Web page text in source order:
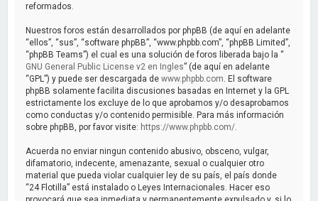
reformados.
Nuestros foros están desarrollados por phpBB (de aquí en adelante
“ellos”, “sus”, “software phpBB”, “www.phpbb.com”, “phpBB Limited”,
“phpBB Teams”) el cual es una solución de foros liberada bajo la “
GNU General Public License v2 en Ingles” (de aquí en adelante
“GPL”) y puede ser descargada dewww.phpbb.com . El software
phpBB solamente facilita discusiones basadas en Internet y la GPL
estrictamente los excluye de lo que aprobamos y/o desaprobamos
como conductas y/o contenido permisible. Para más información
sobre phpBB, por favor visite: https://www.phpbb.com/
Acuerda no enviar ningun contenido abusivo, obsceno, vulgar,
difamatorio, indecente, amenazante, sexual o cualquier otro
material que pueda violar cualquier ley de su país, el país donde
“24 Flotilla” está instalado o Leyes Internacionales. Hacer eso